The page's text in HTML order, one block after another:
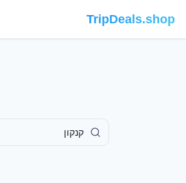
TripDeals.shop